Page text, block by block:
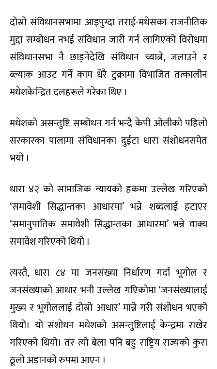
दोस्रो संविधानसभामा आइपुग्दा तराई-मधेसका राजनीतिक
मुद्दा सम्बोधन नभई संविधान जारी गर्न लागिएको विरोधमा
संविधानसभा नै छाड्नेदेखि संविधान च्यात्ने, जलाउने र
ब्ल्याक आउट गर्ने काम धेरै टुक्रामा विभाजित तत्कालीन
मधेशकेन्द्रित दलहरूले गरेका थिए ।
मधेशको असन्तुष्टि सम्बोधन गर्न भन्दै केपी ‌ओलीको पहिलो
सरकारका पालामा संविधानका दुईटा धारा संशोधनसमेत
भयो ।
धारा ४२ को सामाजिक न्यायको हकमा उल्लेख गरिएको
‘समावेशी सिद्धान्तका आधारमा’ भन्ने शब्दलाई हटाएर
‘समानुपातिक समावेशी सिद्धान्तका आधारमा’ भन्ने वाक्य
समावेश गरिएको थियो ।
त्यस्तै, धारा ८४ मा जनसंख्या निर्धारण गर्दा भूगोल र
जनसंख्याको आधार भनी उल्लेख गएिकोमा ‘जनसंख्यालाई
मुख्य र भूगोललाई दोस्रो आधार’ मान्ने गरी संशोधन भएको
थियो। यो संशोधन मधेशको असन्तुष्टिलाई केन्द्रमा राखेर
गरिएको थियो। तर त्यो बेला पनि बहु राष्ट्रिय राज्यको कुरा
ठूलो अडानको रुपमा आएन ।